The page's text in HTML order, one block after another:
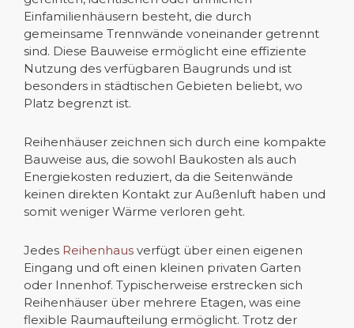
Einfamilienhäusern besteht, die durch
gemeinsame Trennwände voneinander getrennt
sind. Diese Bauweise ermöglicht eine effiziente
Nutzung des verfügbaren Baugrunds und ist
besonders in städtischen Gebieten beliebt, wo
Platz begrenzt ist.
Reihenhäuser zeichnen sich durch eine kompakte
Bauweise aus, die sowohl Baukosten als auch
Energiekosten reduziert, da die Seitenwände
keinen direkten Kontakt zur Außenluft haben und
somit weniger Wärme verloren geht.
Jedes Reihenhaus verfügt über einen eigenen
Eingang und oft einen kleinen privaten Garten
oder Innenhof. Typischerweise erstrecken sich
Reihenhäuser über mehrere Etagen, was eine
flexible Raumaufteilung ermöglicht. Trotz der